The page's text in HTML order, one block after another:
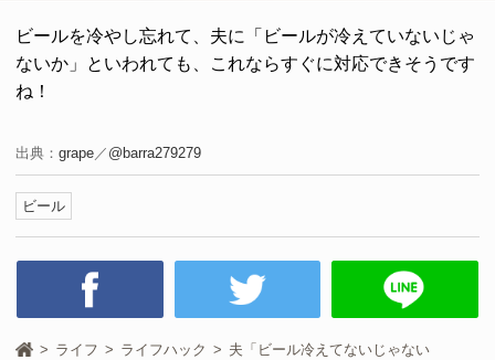
ビールを冷やし忘れて、夫に「ビールが冷えていないじゃ
ないか」といわれても、これならすぐに対応できそうです
ね！
出典： grape ／ @barra279279
ビール
ライフ ライフハック
夫「ビール冷えてないじゃない